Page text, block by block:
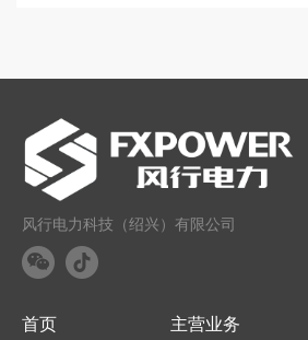
风行电力科技（绍兴）有限公司
首页 主营业务